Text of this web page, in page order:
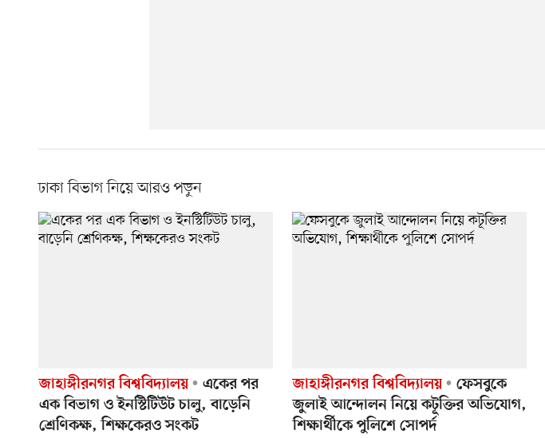
ঢাকা বিভাগ নিয়ে আরও পড়ুন
জাহাঙ্গীরনগর বিশ্ববিদ্যালয়
একের পর
এক বিভাগ ও ইনস্টিটিউট চালু, বাড়েনি
শ্রেণিকক্ষ, শিক্ষকেরও সংকট
জাহাঙ্গীরনগর বিশ্ববিদ্যালয়
ফেসবুকে
জুলাই আন্দোলন নিয়ে কটূক্তির অভিযোগ,
শিক্ষার্থীকে পুলিশে সোপর্দ